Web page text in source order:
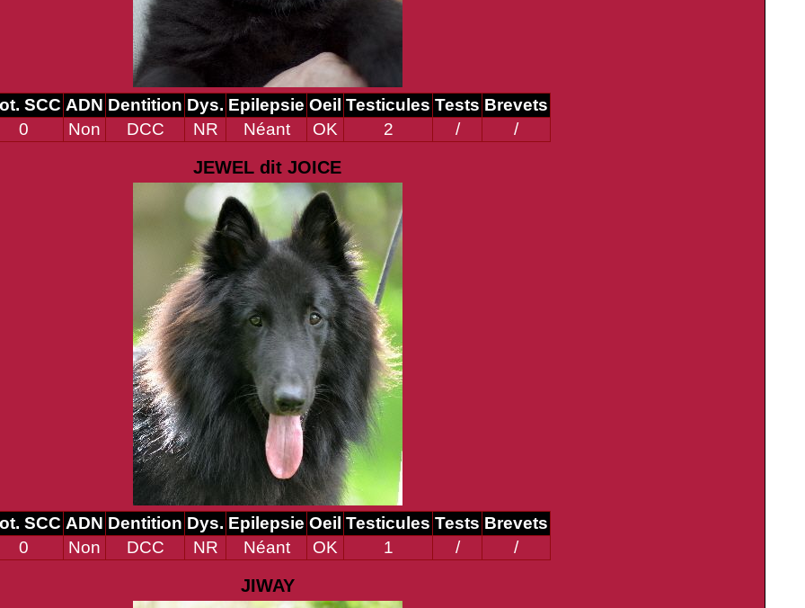
SCC ADN Dentition Dys. Epilepsie Oeil Testicules Tests Brevets
0
Non DCC NR Néant OK 2 / /
JEWEL dit JOICE
SCC ADN Dentition Dys. Epilepsie Oeil Testicules Tests Brevets
0
Non DCC NR Néant OK 1 / /
JIWAY